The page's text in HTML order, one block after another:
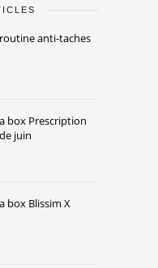
anti-taches
box Prescription
juin
box Blissim X